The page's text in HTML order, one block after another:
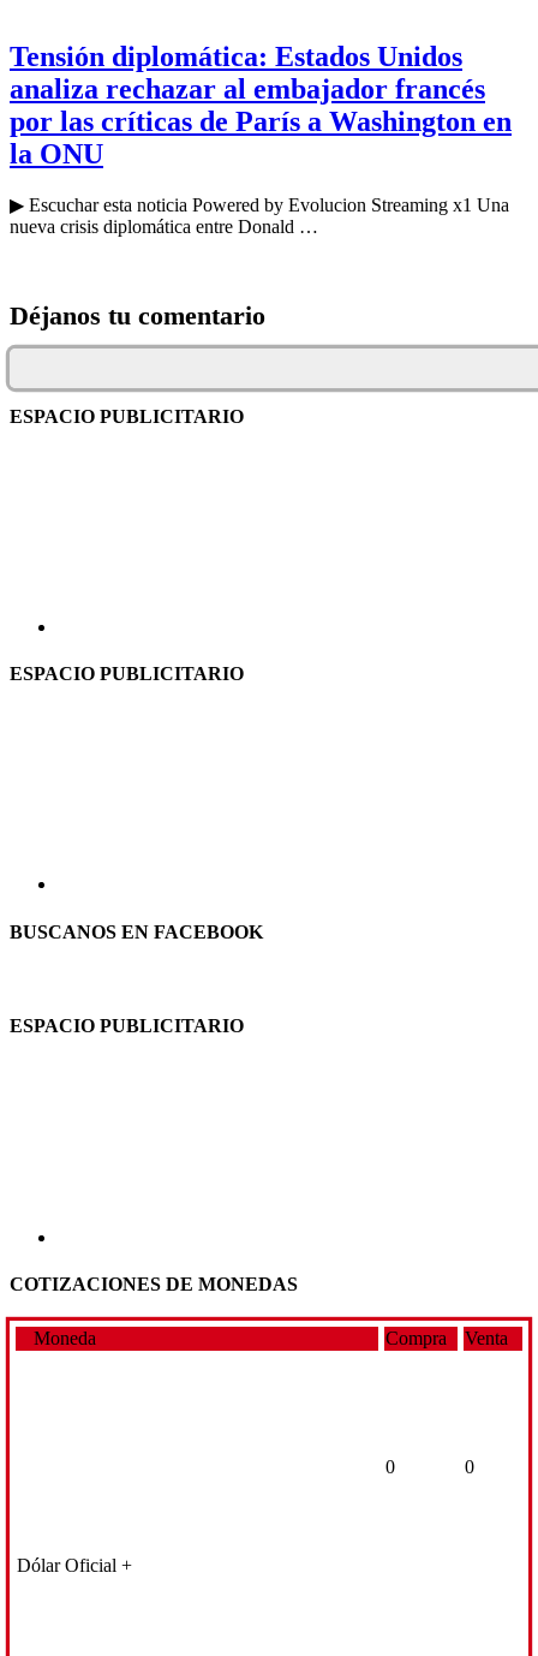
Tensión diplomática: Estados Unidos
analiza rechazar al embajador francés
por las críticas de París a Washington en
la ONU
▶ Escuchar esta noticia Powered by Evolucion Streaming x1 Una
nueva crisis diplomática entre Donald …
Déjanos tu comentario
ESPACIO PUBLICITARIO
ESPACIO PUBLICITARIO
BUSCANOS EN FACEBOOK
ESPACIO PUBLICITARIO
COTIZACIONES DE MONEDAS
Moneda Compra Venta
Dólar Oficial +
0 0